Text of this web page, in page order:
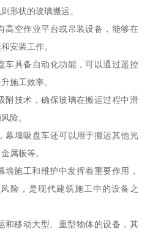
形状的玻璃搬运。
高空作业平台或吊装设备，能够在
安装工作。
车具备自动化功能，可以通过遥控
施工效率。
附技术，确保玻璃在搬运过程中滑
险。
幕墙吸盘车还可以用于搬运其他光
属板等。
施工和维护中发挥着重要作用，
险，是现代建筑施工中的设备之
和移动大型、重型物体的设备，其